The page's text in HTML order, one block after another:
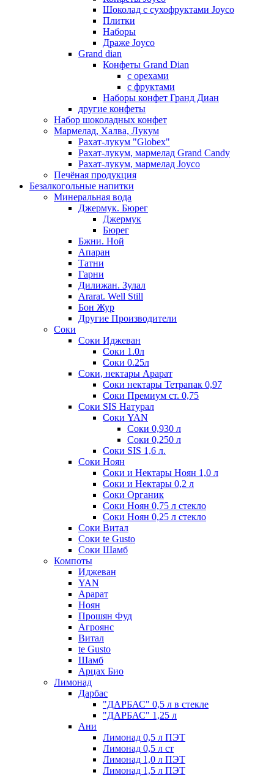
Шоколад с сухофруктами Joyco
Плитки
Наборы
Драже Joyco
Grand dian
Конфеты Grand Dian
с орехами
с фруктами
Наборы конфет Гранд Диан
другие конфеты
Набор шоколадных конфет
Мармелад, Халва, Лукум
Рахат-лукум "Globex"
Рахат-лукум, мармелад Grand Candy
Рахат-лукум, мармелад Joyco
Печёная продукция
Безалкогольные напитки
Минеральная вода
Джермук. Бюрег
Джермук
Бюрег
Бжни. Ной
Апаран
Татни
Гарни
Дилижан. Зулал
Ararat. Well Still
Бон Жур
Другие Производители
Соки
Соки Иджеван
Соки 1.0л
Соки 0.25л
Соки, нектары Арарат
Соки нектары Тетрапак 0,97
Соки Премиум ст. 0,75
Соки SIS Натурал
Соки YAN
Соки 0,930 л
Соки 0,250 л
Соки SIS 1,6 л.
Соки Ноян
Соки и Нектары Ноян 1,0 л
Соки и Нектары 0,2 л
Соки Органик
Соки Ноян 0,75 л стекло
Соки Ноян 0,25 л стекло
Соки Витал
Соки te Gusto
Соки Шамб
Компоты
Иджеван
YAN
Арарат
Ноян
Прошян Фуд
Агроянс
Витал
te Gusto
Шамб
Арцах Био
Лимонад
Дарбас
"ДАРБАС" 0,5 л в стекле
"ДАРБАС" 1,25 л
Ани
Лимонад 0,5 л ПЭТ
Лимонад 0,5 л ст
Лимонад 1,0 л ПЭТ
Лимонад 1,5 л ПЭТ